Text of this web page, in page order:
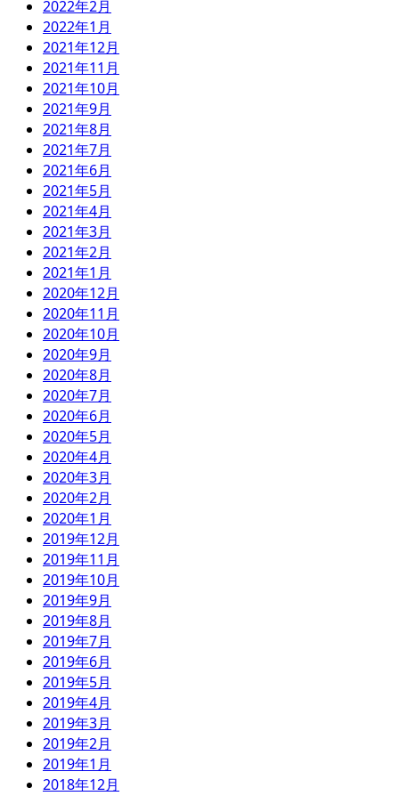
2022年2月
2022年1月
2021年12月
2021年11月
2021年10月
2021年9月
2021年8月
2021年7月
2021年6月
2021年5月
2021年4月
2021年3月
2021年2月
2021年1月
2020年12月
2020年11月
2020年10月
2020年9月
2020年8月
2020年7月
2020年6月
2020年5月
2020年4月
2020年3月
2020年2月
2020年1月
2019年12月
2019年11月
2019年10月
2019年9月
2019年8月
2019年7月
2019年6月
2019年5月
2019年4月
2019年3月
2019年2月
2019年1月
2018年12月